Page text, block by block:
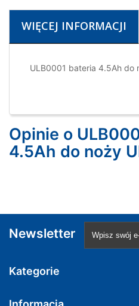
WIĘCEJ INFORMACJI
ULB0001 bateria 4.5Ah do
Opinie o
4.5Ah do noży
Newsletter
Kategorie